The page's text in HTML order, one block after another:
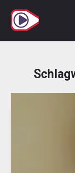
Inhalt
springen